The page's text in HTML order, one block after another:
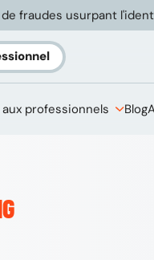
fraudes usurpant
professionnels Blog